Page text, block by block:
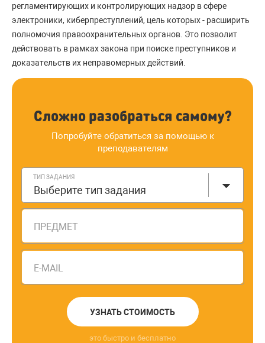
регламентирующих и контролирующих надзор в сфере
электроники, киберпреступлений, цель которых - расширить
полномочия правоохранительных органов. Это позволит
действовать в рамках закона при поиске преступников и
доказательств их неправомерных действий.
Сложно разобраться самому?
Попробуйте обратиться за помощью к
преподавателям
ТИП ЗАДАНИЯ
Выберите тип задания
ПРЕДМЕТ
E-MAIL
УЗНАТЬ СТОИМОСТЬ
это быстро и бесплатно